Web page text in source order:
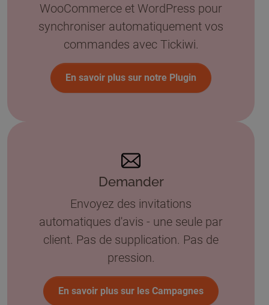
WooCommerce et WordPress pour
synchroniser automatiquement vos
commandes avec Tickiwi.
En savoir plus sur notre Plugin
Demander
Envoyez des invitations
automatiques d'avis - une seule par
client. Pas de supplication. Pas de
pression.
En savoir plus sur les Campagnes